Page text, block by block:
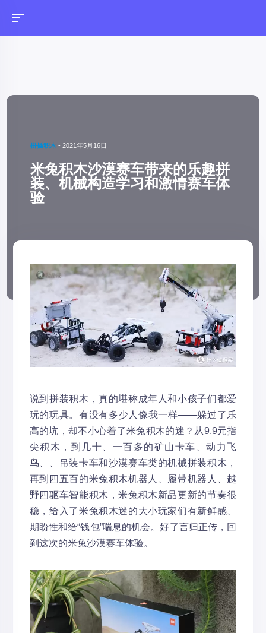
拼插积木 -2021年5月16日
米兔积木沙漠赛车带来的乐趣拼
装、机械构造学习和激情赛车体
验
说到拼装积木，真的堪称成年人和小孩子们都爱
玩的玩具。有没有多少人像我一样——躲过了乐
高的坑，却不小心着了米兔积木的迷？从9.9元指
尖积木，到几十、一百多的矿山卡车、动力飞
鸟、、吊装卡车和沙漠赛车类的机械拼装积木，
再到四五百的米兔积木机器人、履带机器人、越
野四驱车智能积木，米兔积木新品更新的节奏很
稳，给入了米兔积木迷的大小玩家们有新鲜感、
期盼性和给“钱包”喘息的机会。好了言归正传，回
到这次的米兔沙漠赛车体验。